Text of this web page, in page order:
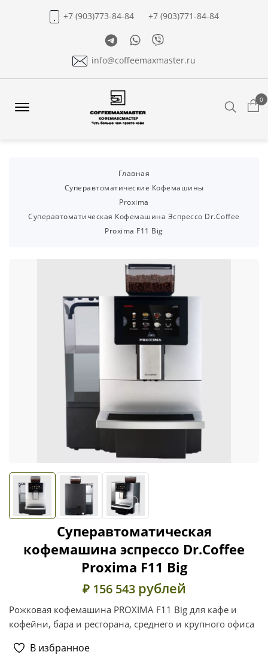
+7 (903)773-84-84
+7 (903)771-84-84
TelegramWhatsapp
Viber
info@coffeemaxmaster.ru
0
Главная
Суперавтоматические Кофемашины
Proxima
Суперавтоматическая Кофемашина Эспрессо Dr.coffee
Proxima F11 Big
Суперавтоматическая
кофемашина эспрессо Dr.Coffee
Proxima F11 Big
₽ 156 543 рублей
Рожковая кофемашина PROXIMA F11 Big для кафе и
кофейни, бара и ресторана, среднего и крупного офиса
В избранное